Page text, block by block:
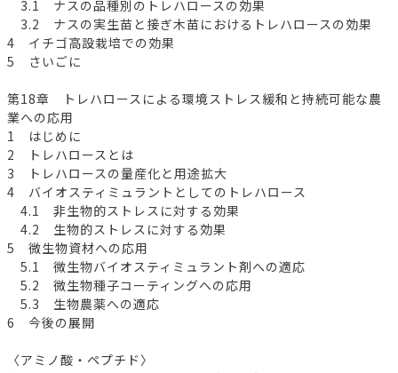
3.1 ナスの品種別のトレハロースの効果
3.2 ナスの実生苗と接ぎ木苗におけるトレハロースの効果
4 イチゴ高設栽培での効果
5 さいごに
第18章 トレハロースによる環境ストレス緩和と持続可能な農
業への応用
1 はじめに
2 トレハロースとは
3 トレハロースの量産化と用途拡大
4 バイオスティミュラントとしてのトレハロース
4.1 非生物的ストレスに対する効果
4.2 生物的ストレスに対する効果
5 微生物資材への応用
5.1 微生物バイオスティミュラント剤への適応
5.2 微生物種子コーティングへの応用
5.3 生物農薬への適応
6 今後の展開
〈アミノ酸・ペプチド〉